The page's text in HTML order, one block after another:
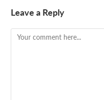
Leave a Reply